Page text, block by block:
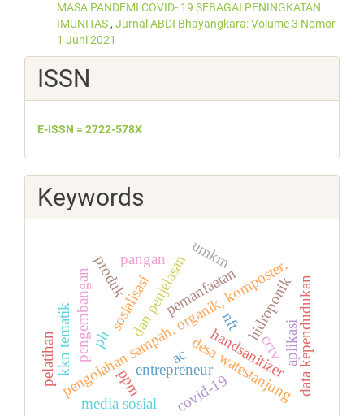
MASA PANDEMI COVID- 19 SEBAGAI PENINGKATAN
IMUNITAS, Jurnal ABDI Bhayangkara: Volume 3 Nomor
1 Juni 2021
ISSN
E-ISSN = 2722-578X
Keywords
desa watestanjung
sosialisasi
pengolahan sampah, organik, komposter.
entrepreneur
covid-19
handsanitizer
pengembangan pemanfaatan
dan penjelasan hidroponik
ac
ph
ppm
nft
produk data kependudukan
aplikasi
kkn tematik
pangan
cctv
umkm
media sosial
pelatihan